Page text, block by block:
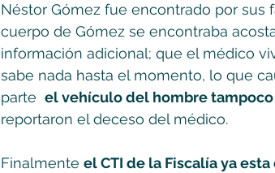
Néstor Gómez fue encontrado por sus
cuerpo de Gómez se encontraba
información adicional; que el médico
sabe nada hasta el momento, lo que
parte el vehículo del hombre
reportaron el deceso del médico.
Finalmente el CTI de la Fiscalía ya